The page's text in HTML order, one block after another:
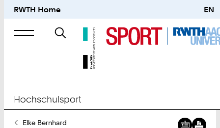
RWTH Home EN
Suche
nach
Hochschulsport
SieElke Bernhard